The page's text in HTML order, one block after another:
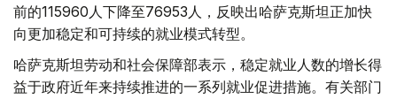
前的115960人下降至76953人，反映出哈萨克斯坦正加快
向更加稳定和可持续的就业模式转型。
哈萨克斯坦劳动和社会保障部表示，稳定就业人数的增长得
益于政府近年来持续推进的一系列就业促进措施。有关部门